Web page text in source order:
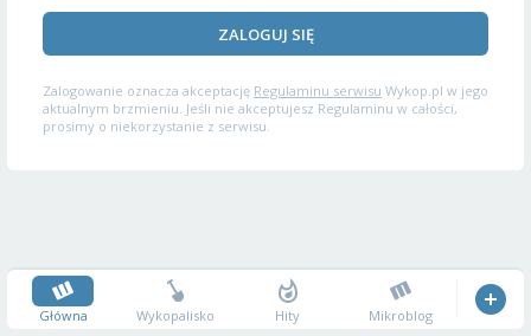
ZALOGUJ SIĘ
Zalogowanie oznacza akceptację Regulaminu serwisu Wykop.pl w jego
aktualnym brzmieniu. Jeśli nie akceptujesz Regulaminu w całości,
prosimy o niekorzystanie z serwisu.
Główna Wykopalisko Hity Mikroblog